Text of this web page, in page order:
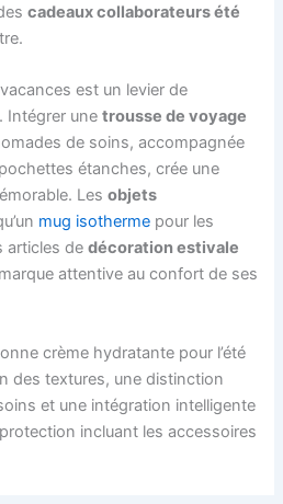
cadeaux collaborateurs été
est un levier de
Intégrer unetrousse de voyage
de soins, accompagnée
étanches, crée une
Lesobjets
mug isotherme pour les
articles dedécoration estivale
attentive au confort de ses
crème hydratante pour l’été
des textures, une distinction
et une intégration intelligente
incluant les accessoires